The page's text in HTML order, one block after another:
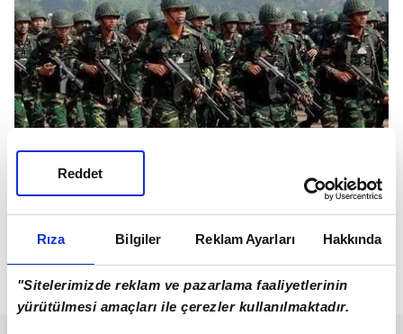
Rıza Bilgiler Reklam Ayarları Hakkında
"Sitelerimizde reklam ve pazarlama faaliyetlerinin
yürütülmesi amaçları ile çerezler kullanılmaktadır.
Reddet
92 - MOZAMBİK